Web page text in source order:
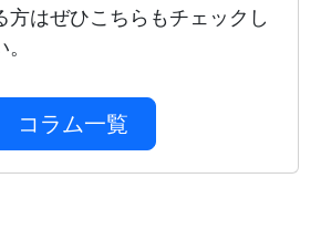
方はぜひこちらもチェックし
コラム一覧